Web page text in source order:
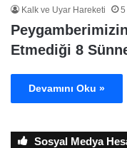
Kalk ve Uyar Hareketi 5
Etmediği 8
Devamını Oku »
Sosyal Medya